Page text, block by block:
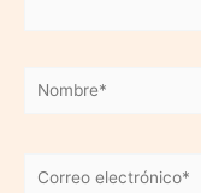
Nombre*
Correo